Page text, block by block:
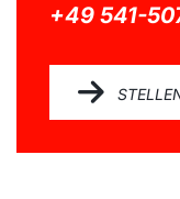
+49 541-